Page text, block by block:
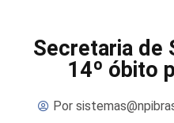
Secretaria de
14º óbito
Por